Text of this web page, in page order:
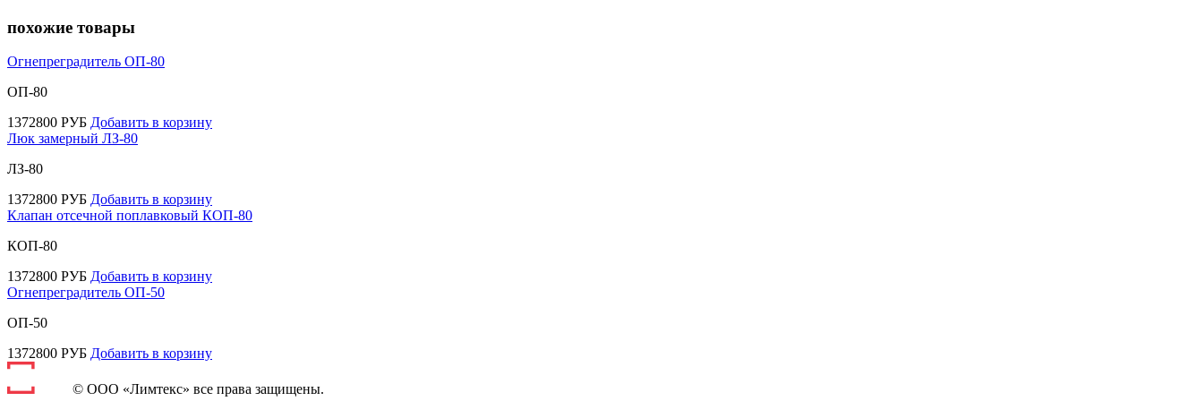
похожие товары
Огнепреградитель ОП-80
ОП-80
1372800 РУБ Добавить в корзину
Люк замерный ЛЗ-80
ЛЗ-80
1372800 РУБ Добавить в корзину
Клапан отсечной поплавковый КОП-80
КОП-80
1372800 РУБ Добавить в корзину
Огнепреградитель ОП-50
ОП-50
1372800 РУБ Добавить в корзину
© ООО «Лимтекс» все права защищены.